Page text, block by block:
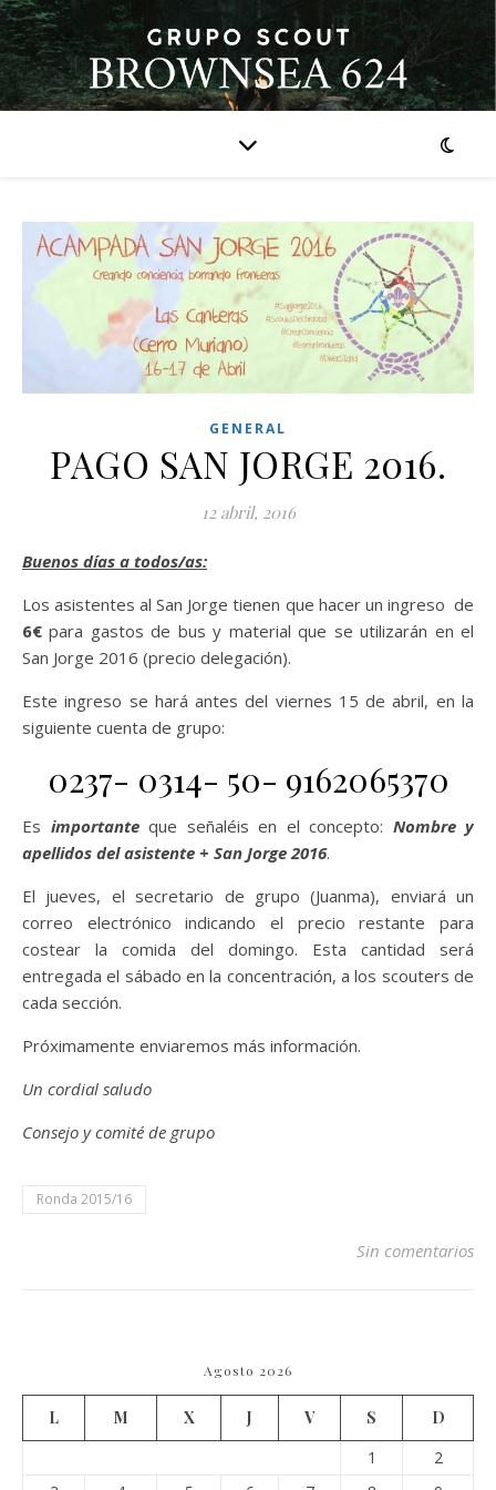
GENERAL
PAGO SAN JORGE 2016.
12 abril, 2016
Buenos días a todos/as:
Los asistentes al San Jorge tienen que hacer un ingreso de
6€ para gastos de bus y material que se utilizarán en el
San Jorge 2016 (precio delegación).
Este ingreso se hará antes del viernes 15 de abril, en la
siguiente cuenta de grupo:
0237- 0314- 50- 9162065370
Es importanteque señaléis en el concepto: Nombre y
apellidos del asistente + San Jorge 2016.
El jueves, el secretario de grupo (Juanma), enviará un
correo electrónico indicando el precio restante para
costear la comida del domingo. Esta cantidad será
entregada el sábado en la concentración, a los scouters de
cada sección.
Próximamente enviaremos más información.
Un cordial saludo
Consejo y comité de grupo
Ronda 2015/16
Sin comentarios
Agosto 2026
L M X J V S
D
1
2